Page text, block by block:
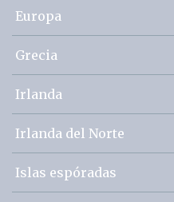
Europa
Grecia
Irlanda
Irlanda del Norte
Islas espóradas